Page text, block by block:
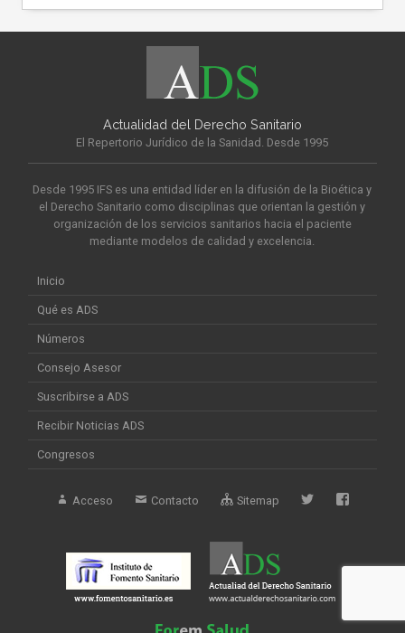
Actualidad del Derecho Sanitario
El Repertorio Jurídico de la Sanidad. Desde 1995
Desde 1995 IFS es una entidad líder en la difusión de la Bioética y
el Derecho Sanitario como disciplinas que orientan la gestión y
organización de los servicios sanitarios hacia el paciente
mediante modelos de calidad y excelencia.
Inicio
Qué es ADS
Números
Consejo Asesor
Suscribirse a ADS
Recibir Noticias ADS
Congresos
Acceso Contacto Sitemap